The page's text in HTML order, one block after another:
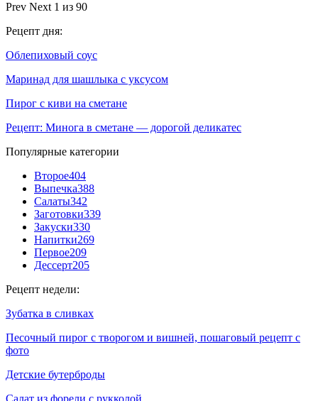
Prev Next 1 из 90
Рецепт дня:
Облепиховый соус
Маринад для шашлыка с уксусом
Пирог с киви на сметане
Рецепт: Минога в сметане — дорогой деликатес
Популярные категории
Второе404
Выпечка388
Салаты342
Заготовки339
Закуски330
Напитки269
Первое209
Дессерт205
Рецепт недели:
Зубатка в сливках
Песочный пирог с творогом и вишней, пошаговый рецепт с
фото
Детские бутерброды